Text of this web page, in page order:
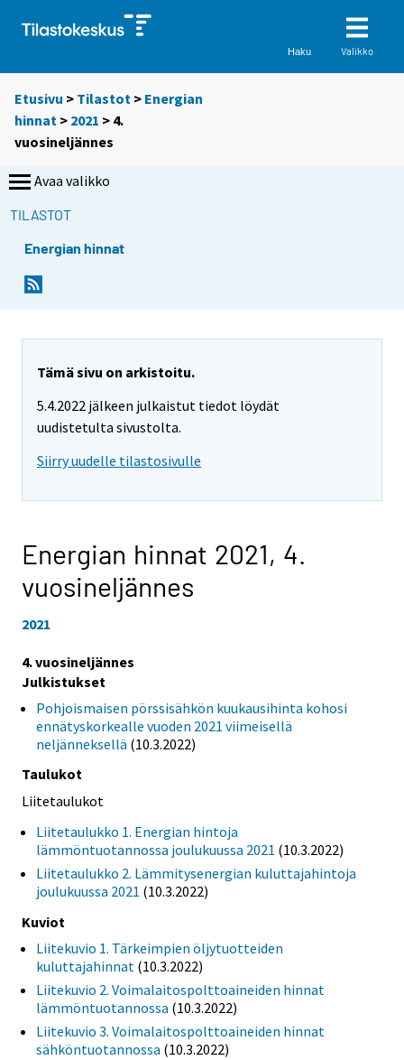
Haku Valikko
Etusivu > Tilastot > Energian
hinnat > 2021 > 4.
vuosineljännes
Avaa valikko
TILASTOT
Energian hinnat
Tämä sivu on arkistoitu.
5.4.2022 jälkeen julkaistut tiedot löydät
uudistetulta sivustolta.
Siirry uudelle tilastosivulle
Energian hinnat 2021, 4.
vuosineljännes
2021
4. vuosineljännes
Julkistukset
Pohjoismaisen pörssisähkön kuukausihinta kohosi
ennätyskorkealle vuoden 2021 viimeisellä
neljänneksellä (10.3.2022)
Taulukot
Liitetaulukot
Liitetaulukko 1. Energian hintoja
lämmöntuotannossa joulukuussa 2021 (10.3.2022)
Liitetaulukko 2. Lämmitysenergian kuluttajahintoja
joulukuussa 2021 (10.3.2022)
Kuviot
Liitekuvio 1. Tärkeimpien öljytuotteiden
kuluttajahinnat (10.3.2022)
Liitekuvio 2. Voimalaitospolttoaineiden hinnat
lämmöntuotannossa (10.3.2022)
Liitekuvio 3. Voimalaitospolttoaineiden hinnat
sähköntuotannossa (10.3.2022)